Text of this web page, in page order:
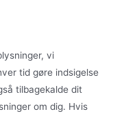
vi
tid gøre indsigelse
tilbagekalde dit
om dig. Hvis